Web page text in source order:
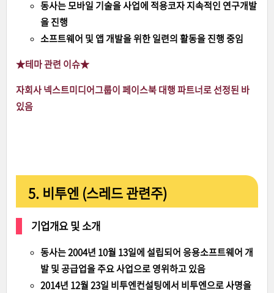
동사는 모바일 기술을 사업에 적용코자 지속적인 연구개발
을 진행
소프트웨어 및 앱 개발을 위한 일련의 활동을 진행 중임
★테마 관련 이슈★
자회사 넥스트미디어그룹이 페이스북 대행 파트너로 선정된 바
있음
5. 비투엔 (스레드 관련주)
기업개요 및 소개
동사는 2004년 10월 13일에 설립되어 응용소프트웨어 개
발 및 공급업을 주요 사업으로 영위하고 있음
2014년 12월 23일 비투엔컨설팅에서 비투엔으로 사명을